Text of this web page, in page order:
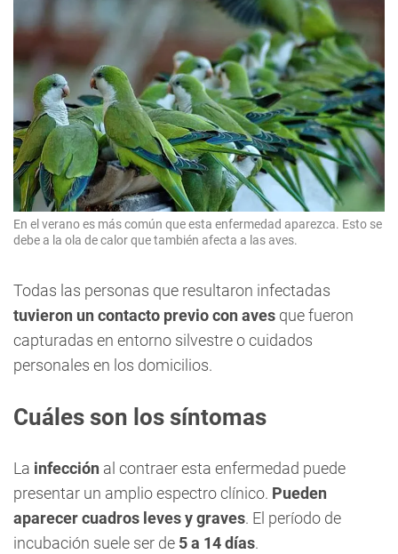
En el verano es más común que esta enfermedad aparezca. Esto se
debe a la ola de calor que también afecta a las aves.
Todas las personas que resultaron infectadas
tuvieron un contacto previo con aves que fueron
capturadas en entorno silvestre o cuidados
personales en los domicilios.
Cuáles son los síntomas
La infección al contraer esta enfermedad puede
presentar un amplio espectro clínico. Pueden
aparecer cuadros leves y graves. El período de
incubación suele ser de 5 a 14 días.